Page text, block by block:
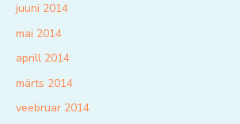
juuni 2014
mai 2014
aprill 2014
märts 2014
veebruar 2014